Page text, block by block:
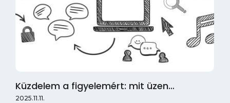
Küzdelem a figyelemért: mit üzen…
2025.11.11.